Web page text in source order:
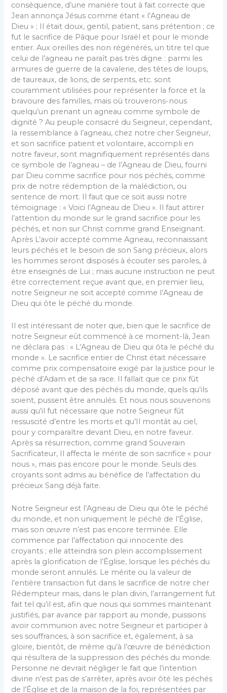
conséquence, d’une manière tout à fait correcte que
Jean annonça Jésus comme étant « l’Agneau de
Dieu » ; Il était doux, gentil, patient, sans prétention ; ce
fut le sacrifice de Pâque pour Israël et pour le monde
entier. Aux oreilles des non régénérés, un titre tel que
celui de l’agneau ne paraît pas très digne : parmi les
armures de guerre de la cavalerie, des têtes de loups,
de taureaux, de lions, de serpents, etc. sont
couramment utilisées pour représenter la force et la
bravoure des familles, mais où trouverons-nous
quelqu’un prenant un agneau comme symbole de
dignité ? Au peuple consacré du Seigneur, cependant,
la ressemblance à l’agneau, chez notre cher Seigneur,
et son sacrifice patient et volontaire, accompli en
notre faveur, sont magnifiquement représentés dans
ce symbole de l’agneau – de l’Agneau de Dieu, fourni
par Dieu comme sacrifice pour nos péchés, comme
prix de notre rédemption de la malédiction, ou
sentence de mort. Il faut que ce soit aussi notre
témoignage : « Voici l’Agneau de Dieu ». Il faut attirer
l’attention du monde sur le grand sacrifice pour les
péchés, et non sur Christ comme grand Enseignant.
Après L’avoir accepté comme Agneau, reconnaissant
leurs péchés et le besoin de son Sang précieux, alors
les hommes seront disposés à écouter ses paroles, à
être enseignés de Lui ; mais aucune instruction ne peut
être correctement reçue avant que, en premier lieu,
notre Seigneur ne soit accepté comme l’Agneau de
Dieu qui ôte le péché du monde.
Il est intéressant de noter que, bien que le sacrifice de
notre Seigneur eût commencé à ce moment-là, Jean
ne déclara pas : « L’Agneau de Dieu qui ôta le péché du
monde ». Le sacrifice entier de Christ était nécessaire
comme prix compensatoire exigé par la justice pour le
péché d’Adam et de sa race. Il fallait que ce prix fût
déposé avant que des péchés du monde, quels qu’ils
soient, pussent être annulés. Et nous nous souvenons
aussi qu’il fut nécessaire que notre Seigneur fût
ressuscité d’entre les morts et qu’Il montât au ciel,
pour y comparaître devant Dieu, en notre faveur.
Après sa résurrection, comme grand Souverain
Sacrificateur, Il affecta le mérite de son sacrifice « pour
nous », mais pas encore pour le monde. Seuls des
croyants sont admis au bénéfice de l’affectation du
précieux Sang déjà faite.
Notre Seigneur est l’Agneau de Dieu qui ôte le péché
du monde, et non uniquement le péché de l’Église,
mais son œuvre n’est pas encore terminée. Elle
commence par l’affectation qui innocente des
croyants ; elle atteindra son plein accomplissement
après la glorification de l’Église, lorsque les péchés du
monde seront annulés. Le mérite ou la valeur de
l’entière transaction fut dans le sacrifice de notre cher
Rédempteur mais, dans le plan divin, l’arrangement fut
fait tel qu’il est, afin que nous qui sommes maintenant
justifiés, par avance par rapport au monde, puissions
avoir communion avec notre Seigneur et participer à
ses souffrances, à son sacrifice et, également, à sa
gloire, bientôt, de même qu’à l’œuvre de bénédiction
qui résultera de la suppression des péchés du monde.
Personne ne devrait négliger le fait que l’intention
divine n’est pas de s’arrêter, après avoir ôté les péchés
de l’Église et de la maison de la foi, représentées par